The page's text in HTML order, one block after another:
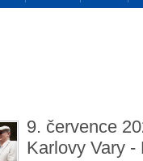
9. července
Karlovy Vary -